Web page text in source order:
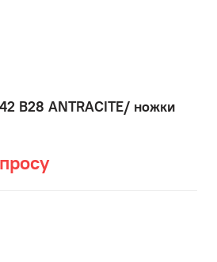
B28 ANTRACITE/ ножки